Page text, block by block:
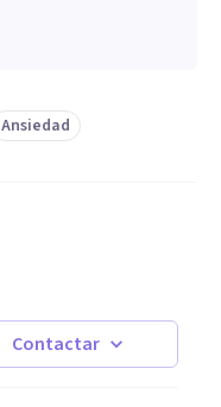
Ansiedad
Contactar